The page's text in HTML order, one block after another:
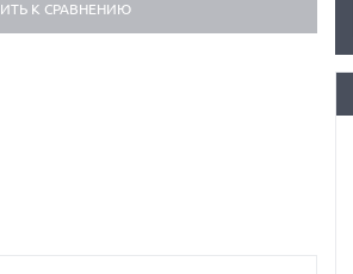
К СРАВНЕНИЮ